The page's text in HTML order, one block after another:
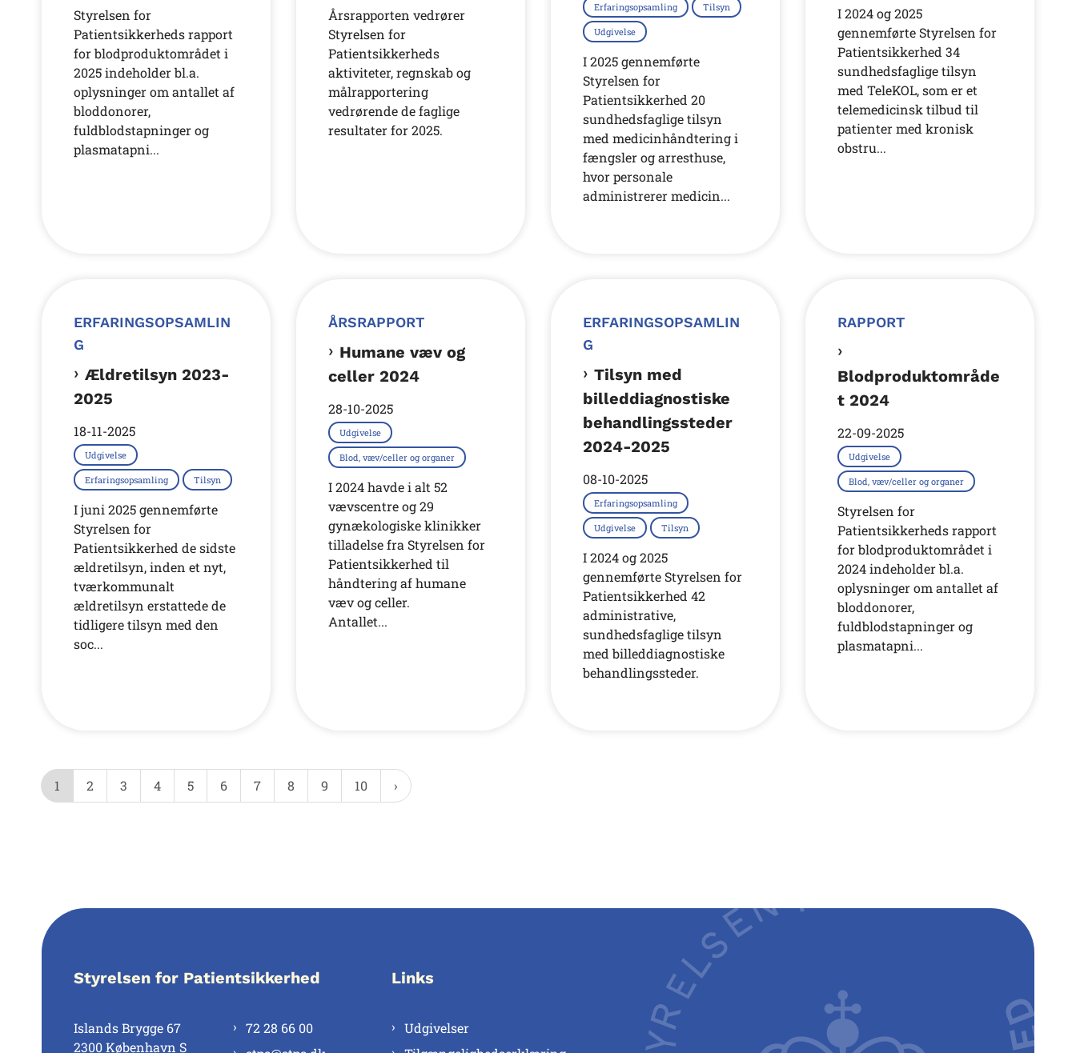
Styrelsen for
Patientsikkerheds rapport
for blodproduktområdet i
2025 indeholder bl.a.
oplysninger om antallet af
bloddonorer,
fuldblodstapninger og
plasmatapni...
Årsrapporten vedrører
Styrelsen for
Patientsikkerheds
aktiviteter, regnskab og
målrapportering
vedrørende de faglige
resultater for 2025.
Erfaringsopsamling Tilsyn
Udgivelse
I 2025 gennemførte
Styrelsen for
Patientsikkerhed 20
sundhedsfaglige tilsyn
med medicinhåndtering i
fængsler og arresthuse,
hvor personale
administrerer medicin...
I 2024 og 2025
gennemførte Styrelsen for
Patientsikkerhed 34
sundhedsfaglige tilsyn
med TeleKOL, som er et
telemedicinsk tilbud til
patienter med kronisk
obstru...
ERFARINGSOPSAMLIN
G
Ældretilsyn 2023-
2025
18-11-2025
Udgivelse
Erfaringsopsamling Tilsyn
I juni 2025 gennemførte
Styrelsen for
Patientsikkerhed de sidste
ældretilsyn, inden et nyt,
tværkommunalt
ældretilsyn erstattede de
tidligere tilsyn med den
soc...
ÅRSRAPPORT
Humane væv og
celler 2024
28-10-2025
Udgivelse
Blod, væv/celler og organer
I 2024 havde i alt 52
vævscentre og 29
gynækologiske klinikker
tilladelse fra Styrelsen for
Patientsikkerhed til
håndtering af humane
væv og celler.
Antallet...
ERFARINGSOPSAMLIN
G
Tilsyn med
billeddiagnostiske
behandlingssteder
2024-2025
08-10-2025
Erfaringsopsamling
Udgivelse Tilsyn
I 2024 og 2025
gennemførte Styrelsen for
Patientsikkerhed 42
administrative,
sundhedsfaglige tilsyn
med billeddiagnostiske
behandlingssteder.
RAPPORT
Blodproduktområde
t 2024
22-09-2025
Udgivelse
Blod, væv/celler og organer
Styrelsen for
Patientsikkerheds rapport
for blodproduktområdet i
2024 indeholder bl.a.
oplysninger om antallet af
bloddonorer,
fuldblodstapninger og
plasmatapni...
1 2 3 4 5 6 7 8 9 10
Styrelsen for Patientsikkerhed
Islands Brygge 67
2300 København S
72 28 66 00
Links
Udgivelser